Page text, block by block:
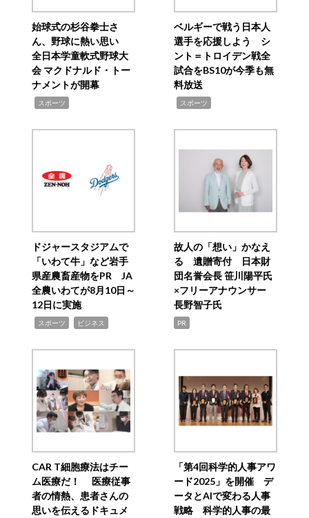
始球式の杉谷拳士さ
ん、野球に熱い思い
全日本学童軟式野球大
会 マクドナルド・トー
ナメントが開幕
スポーツ
ベルギーで戦う日本人
選手を応援しよう シ
ント＝トロイデン戦全
試合をBS10が今季も無
料放送
スポーツ
ドジャースタジアムで
「いわて牛」など岩手
県産農畜産物をPR JA
全農いわてが8月10日～
12日に実施
スポーツ ビジネス
故人の「想い」かなえ
る 遺贈寄付 日本財
団名誉会長 笹川陽平氏
×フリーアナウンサー
長野智子氏
PR
CAR T細胞療法はチー
ム医療だ！ 医療従事
者の情熱、患者さんの
思いを伝えるドキュメ
「第4回科学的人事アワ
ード2025」を開催 デ
ータとAIで変わる人事
戦略 科学的人事の最